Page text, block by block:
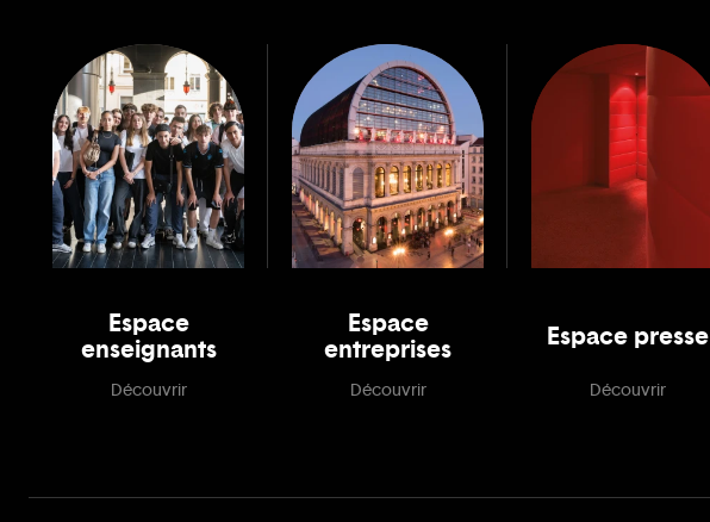
Espace
enseignants
Découvrir
Espace
entreprises
Découvrir
Espace presse
Découvrir